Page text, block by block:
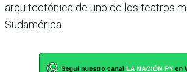
arqui­tectónica de uno de los tea­tros
Suda­mérica.